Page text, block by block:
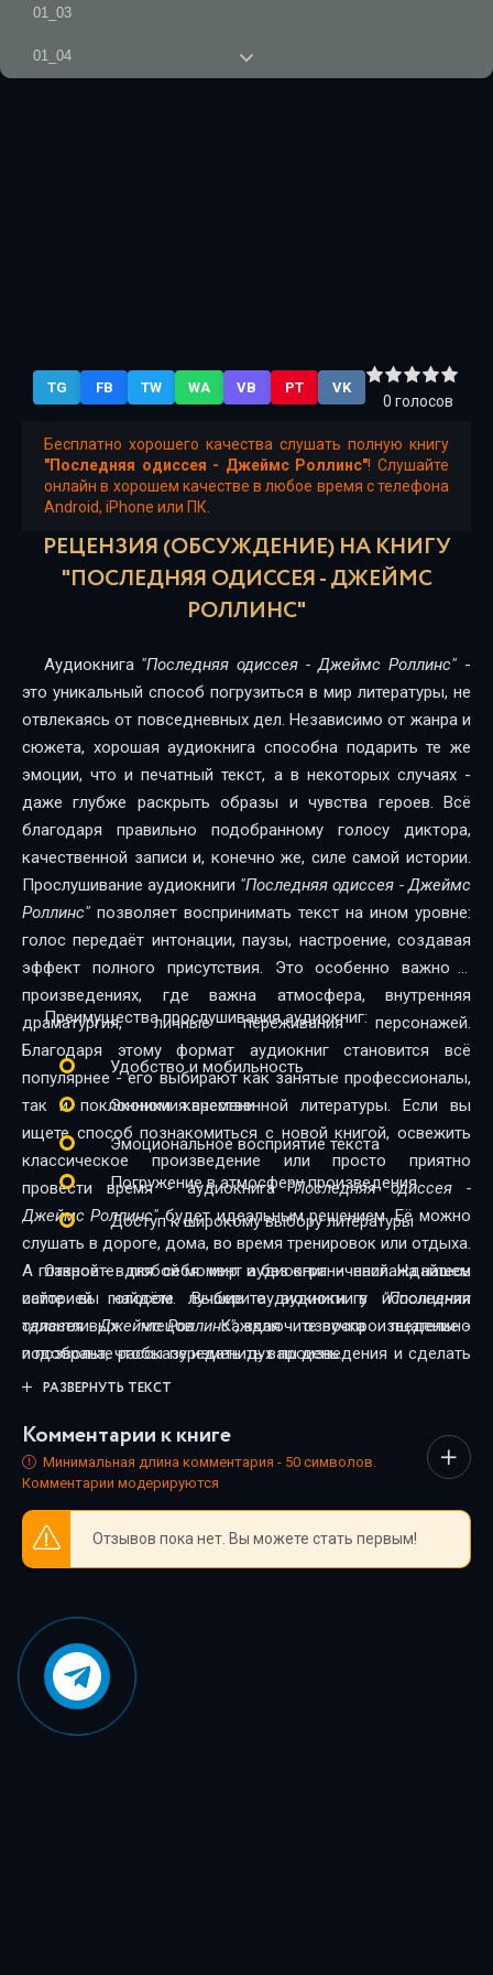
01_03
01_04
02_12
02_13
02_14
02_16
03_18
03_19
03_20
03_21
03_22
04_24
04_25
04_26
04_27
04_28
04_29
04_30
05_31
05_33
05_34
05_35
05_36
06_41
06_42
06_43
TG FB TW WA VB PT VK
0 голосов
Бесплатно хорошего качества слушать полную книгу
"Последняя одиссея - Джеймс Роллинс"! Слушайте
онлайн в хорошем качестве в любое время с телефона
Android, iPhone или ПК.
РЕЦЕНЗИЯ (ОБСУЖДЕНИЕ) НА КНИГУ
"ПОСЛЕДНЯЯ ОДИССЕЯ - ДЖЕЙМС
РОЛЛИНС"
Аудиокнига "Последняя одиссея - Джеймс Роллинс"-
это уникальный способ погрузиться в мир литературы, не
отвлекаясь от повседневных дел. Независимо от жанра и
сюжета, хорошая аудиокнига способна подарить те же
эмоции, что и печатный текст, а в некоторых случаях -
даже глубже раскрыть образы и чувства героев. Всё
благодаря правильно подобранному голосу диктора,
качественной записи и, конечно же, силе самой истории.
Прослушивание аудиокниги "Последняя одиссея - Джеймс
Роллинс" позволяет воспринимать текст на ином уровне:
голос передаёт интонации, паузы, настроение, создавая
эффект полного присутствия. Это особенно важно в
произведениях, где важна атмосфера, внутренняя
драматургия, личные переживания персонажей.
Благодаря этому формат аудиокниг становится всё
популярнее - его выбирают как занятые профессионалы,
так и поклонники качественной литературы. Если вы
ищете способ познакомиться с новой книгой, освежить
классическое произведение или просто приятно
провести время - аудиокнига"Последняя одиссея -
Джеймс Роллинс"будет идеальным решением. Её можно
слушать в дороге, дома, во время тренировок или отдыха.
А главное - в любой момент и без ограничений. На нашем
сайте вы найдёте лучшие аудиокниги в исполнении
талантливых чтецов. Каждая озвучка тщательно
подобрана, чтобы передать дух произведения и сделать
прослушивание максимально комфортным. Новинки и
истории - мы собрали всё, чтобы каждый нашёл книгу по
душе.
Преимущества прослушивания аудиокниг:
Удобство и мобильность
Экономия времени
Эмоциональное восприятие текста
Погружение в атмосферу произведения
Доступ к широкому выбору литературы
Откройте для себя мир аудиокниг - наслаждайтесь
историей голосом. Выберите аудиокнигу"Последняя
одиссея - Джеймс Роллинс", включите воспроизведение -
и позвольте рассказу изменить ваш день.
РАЗВЕРНУТЬ ТЕКСТ
Комментарии к книге
Минимальная длина комментария - 50 символов.
Комментарии модерируются
Отзывов пока нет. Вы можете стать первым!